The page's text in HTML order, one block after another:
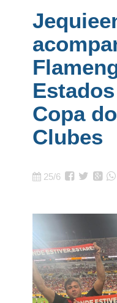
Copa
Clubes
25/6